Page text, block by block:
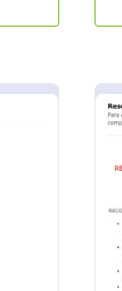
as
Este
19
se
De